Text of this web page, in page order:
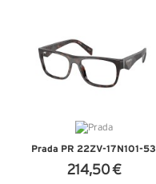
Prada PR 22ZV-17N1O1-53
214,50 €